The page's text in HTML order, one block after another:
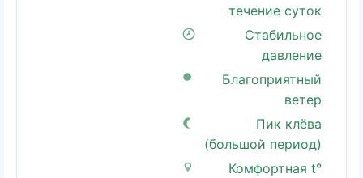
течение суток
Стабильное
давление
Благоприятный
ветер
Пик клёва
(большой период)
Комфортная t°